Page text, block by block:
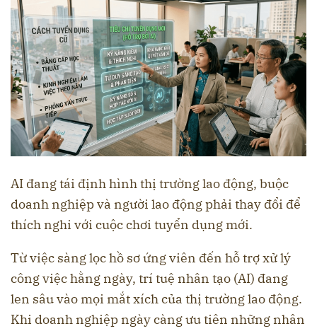
AI đang tái định hình thị trường lao động, buộc
doanh nghiệp và người lao động phải thay đổi để
thích nghi với cuộc chơi tuyển dụng mới.
Từ việc sàng lọc hồ sơ ứng viên đến hỗ trợ xử lý
công việc hằng ngày, trí tuệ nhân tạo (AI) đang
len sâu vào mọi mắt xích của thị trường lao động.
Khi doanh nghiệp ngày càng ưu tiên những nhân